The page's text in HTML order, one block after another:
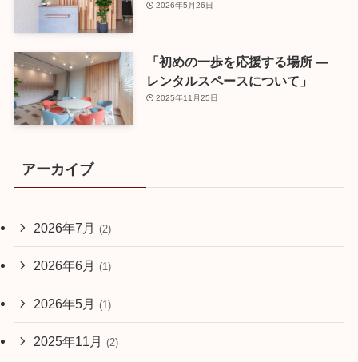
2026年5月26日
「初めの一歩を応援する場所 ―
レンタルスペースについて」
2025年11月25日
アーカイブ
2026年7月 (2)
2026年6月 (1)
2026年5月 (1)
2025年11月 (2)